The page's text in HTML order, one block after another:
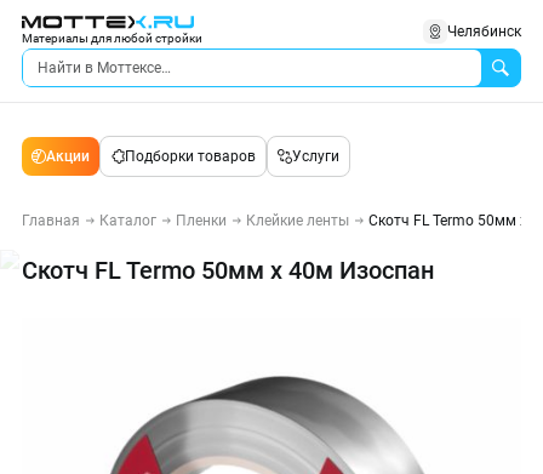
Материалы для любой стройки Челябинск
Акции Подборки товаров Услуги
Главная Каталог Пленки Клейкие ленты Скотч FL Termo 50мм х
Скотч FL Termo 50мм х 40м Изоспан